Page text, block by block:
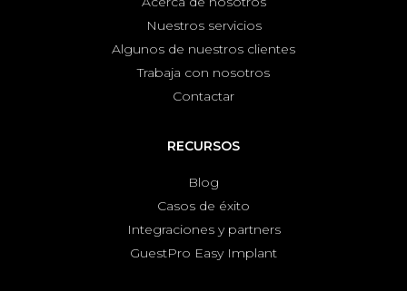
Nuestros servicios
Algunos de nuestros clientes
Trabaja con nosotros
Contactar
RECURSOS
Blog
Casos de éxito
Integraciones y partners
GuestPro Easy Implant